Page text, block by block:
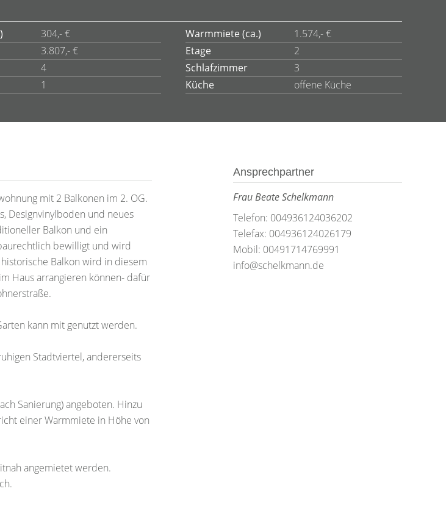
304,- € Warmmiete (ca.)
1.574,- €
3.807,- € Etage
2
4 Schlafzimmer
3
1 Küche offene Küche
mit 2 Balkonen im 2. OG.
Designvinylboden und neues
Balkon und ein
bewilligt und wird
Balkon wird in diesem
Haus arrangieren können- dafür
kann mit genutzt werden.
Stadtviertel, andererseits
Sanierung) angeboten. Hinzu
einer Warmmiete in Höhe von
angemietet werden.
Ansprechpartner
Frau Beate Schelkmann
Telefon: 004936124036202
Telefax: 004936124026179
Mobil: 00491714769991
info@schelkmann.de